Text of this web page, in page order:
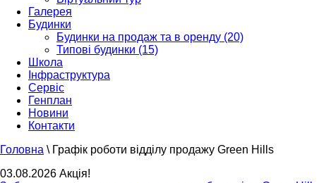
Галерея
Будинки
Будинки на продаж та в оренду (20)
Типові будинки (15)
Школа
Інфраструктура
Сервіс
Генплан
Новини
Контакти
Головна \ Графік роботи відділу продажу Green Hills
03.08.2026 Акція!